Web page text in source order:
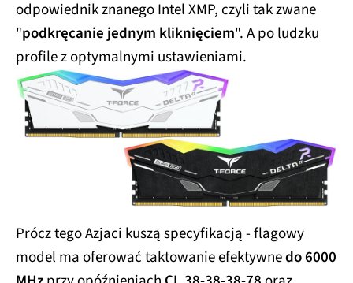
odpowiednik znanego Intel XMP, czyli tak zwane
"podkręcanie jednym kliknięciem". A po ludzku
profile z optymalnymi ustawieniami.
Prócz tego Azjaci kuszą specyfikacją - flagowy
model ma oferować taktowanie efektywnedo 6000